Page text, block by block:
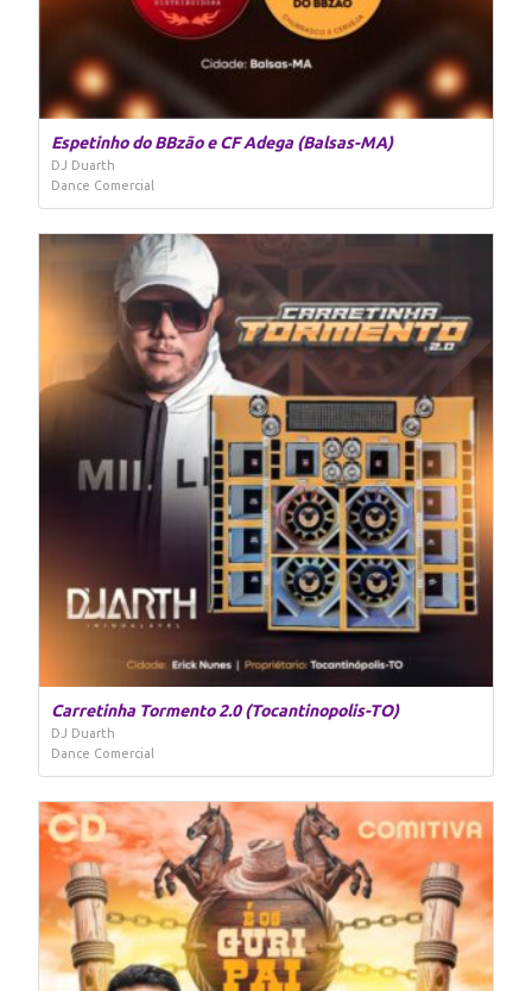
Espetinho do BBzão e CF Adega (Balsas-MA)
DJ Duarth
Dance Comercial
Carretinha Tormento 2.0 (Tocantinopolis-TO)
DJ Duarth
Dance Comercial